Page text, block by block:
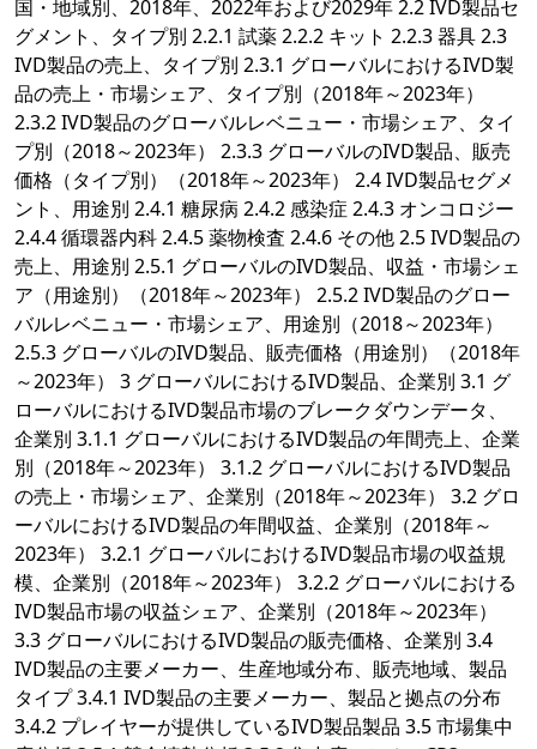
国・地域別、2018年、2022年および2029年 2.2 IVD製品セ
グメント、タイプ別 2.2.1 試薬 2.2.2 キット 2.2.3 器具 2.3
IVD製品の売上、タイプ別 2.3.1 グローバルにおけるIVD製
品の売上・市場シェア、タイプ別（2018年～2023年）
2.3.2 IVD製品のグローバルレベニュー・市場シェア、タイ
プ別（2018～2023年） 2.3.3 グローバルのIVD製品、販売
価格（タイプ別）（2018年～2023年） 2.4 IVD製品セグメ
ント、用途別 2.4.1 糖尿病 2.4.2 感染症 2.4.3 オンコロジー
2.4.4 循環器内科 2.4.5 薬物検査 2.4.6 その他 2.5 IVD製品の
売上、用途別 2.5.1 グローバルのIVD製品、収益・市場シェ
ア（用途別）（2018年～2023年） 2.5.2 IVD製品のグロー
バルレベニュー・市場シェア、用途別（2018～2023年）
2.5.3 グローバルのIVD製品、販売価格（用途別）（2018年
～2023年） 3 グローバルにおけるIVD製品、企業別 3.1 グ
ローバルにおけるIVD製品市場のブレークダウンデータ、
企業別 3.1.1 グローバルにおけるIVD製品の年間売上、企業
別（2018年～2023年） 3.1.2 グローバルにおけるIVD製品
の売上・市場シェア、企業別（2018年～2023年） 3.2 グロ
ーバルにおけるIVD製品の年間収益、企業別（2018年～
2023年） 3.2.1 グローバルにおけるIVD製品市場の収益規
模、企業別（2018年～2023年） 3.2.2 グローバルにおける
IVD製品市場の収益シェア、企業別（2018年～2023年）
3.3 グローバルにおけるIVD製品の販売価格、企業別 3.4
IVD製品の主要メーカー、生産地域分布、販売地域、製品
タイプ 3.4.1 IVD製品の主要メーカー、製品と拠点の分布
3.4.2 プレイヤーが提供しているIVD製品製品 3.5 市場集中